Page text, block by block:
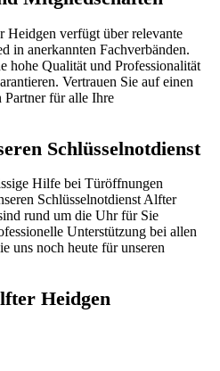
Heidgen verfügt über relevante
in anerkannten Fachverbänden.
hohe Qualität und Professionalität
Vertrauen Sie auf einen
Partner für alle Ihre
Schlüsselnotdienst
Hilfe bei Türöffnungen
Schlüsselnotdienst Alfter
rund um die Uhr für Sie
Unterstützung bei allen
uns noch heute für unseren
Heidgen